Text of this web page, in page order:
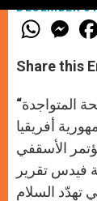
DECEMBER
W
h
t
s
p
p
M
e
s
e
g
e
r
Share this
“ما زال الشعب رهينة المجموعات المسلّحة المتواجدة
أفريقيا
الأسقفي
فيدس تقرير